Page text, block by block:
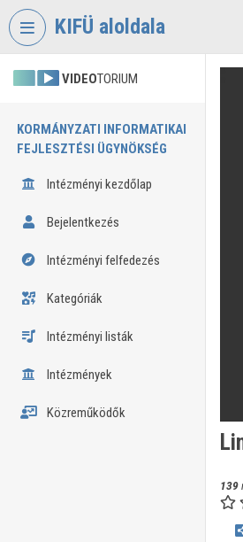
Fejléc kihagyása
KIFÜ aloldala
VIDEOTORIUM
KORMÁNYZATI INFORMATIKAI
FEJLESZTÉSI ÜGYNÖKSÉG
Intézményi kezdőlap
Bejelentkezés
Intézményi felfedezés
Kategóriák
Intézményi listák
Intézmények
Közreműködők
139